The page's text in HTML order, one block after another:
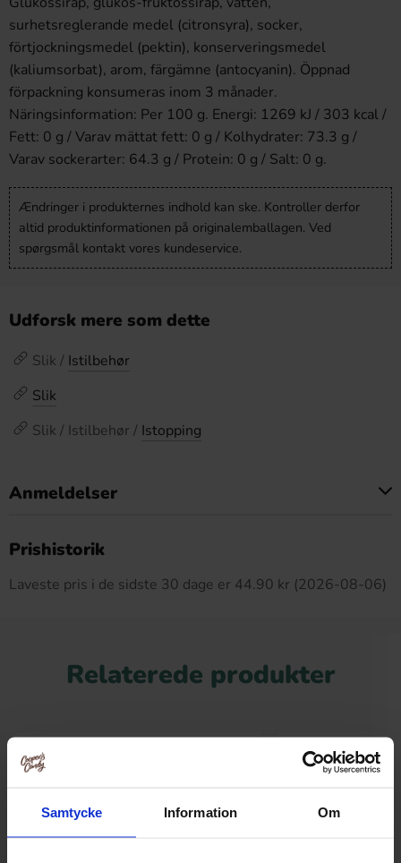
Samtycke Information Om
surhetsreglerande medel (citronsyra), socker,
förtjockningsmedel (pektin), konserveringsmedel
(kaliumsorbat), arom, färgämne (antocyanin). Öppnad
förpackning konsumeras inom 3 månader.
Näringsinformation: Per 100 g. Energi: 1269 kJ / 303 kcal /
Fett: 0 g / Varav mättat fett: 0 g / Kolhydrater: 73.3 g /
Varav sockerarter: 64.3 g / Protein: 0 g / Salt: 0 g.
Ændringer i produkternes indhold kan ske. Kontroller derfor
altid produktinformationen på originalemballagen. Ved
spørgsmål kontakt vores kundeservice.
Udforsk mere som dette
Slik / Istilbehør
Slik
Slik / Istilbehør / Istopping
Anmeldelser
Prishistorik
Laveste pris i de sidste 30 dage er 44.90 kr (2026-08-06)
Relaterede produkter
Ny!